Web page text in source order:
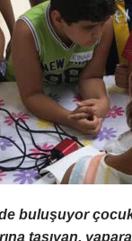
buluşuyor
taşıyan,